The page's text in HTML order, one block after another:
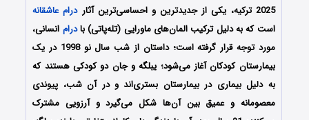
2025 ترکیه، یکی از جدیدترین و احساسی‌ترین آثار
درام عاشقانه
است که به دلیل ترکیب المان‌های ماورایی (تله‌پاتی) بادرام انسانی،
مورد توجه قرار گرفته است؛ داستان از شب سال نو 1998 در یک
بیمارستان کودکان آغاز می‌شود؛ یبلگه و جان دو کودکی هستند که
به دلیل بیماری در بیمارستان بستری‌اند و در آن شب، پیوندی
معصومانه و عمیق بین آن‌ها شکل می‌گیرد و آرزویی مشترک